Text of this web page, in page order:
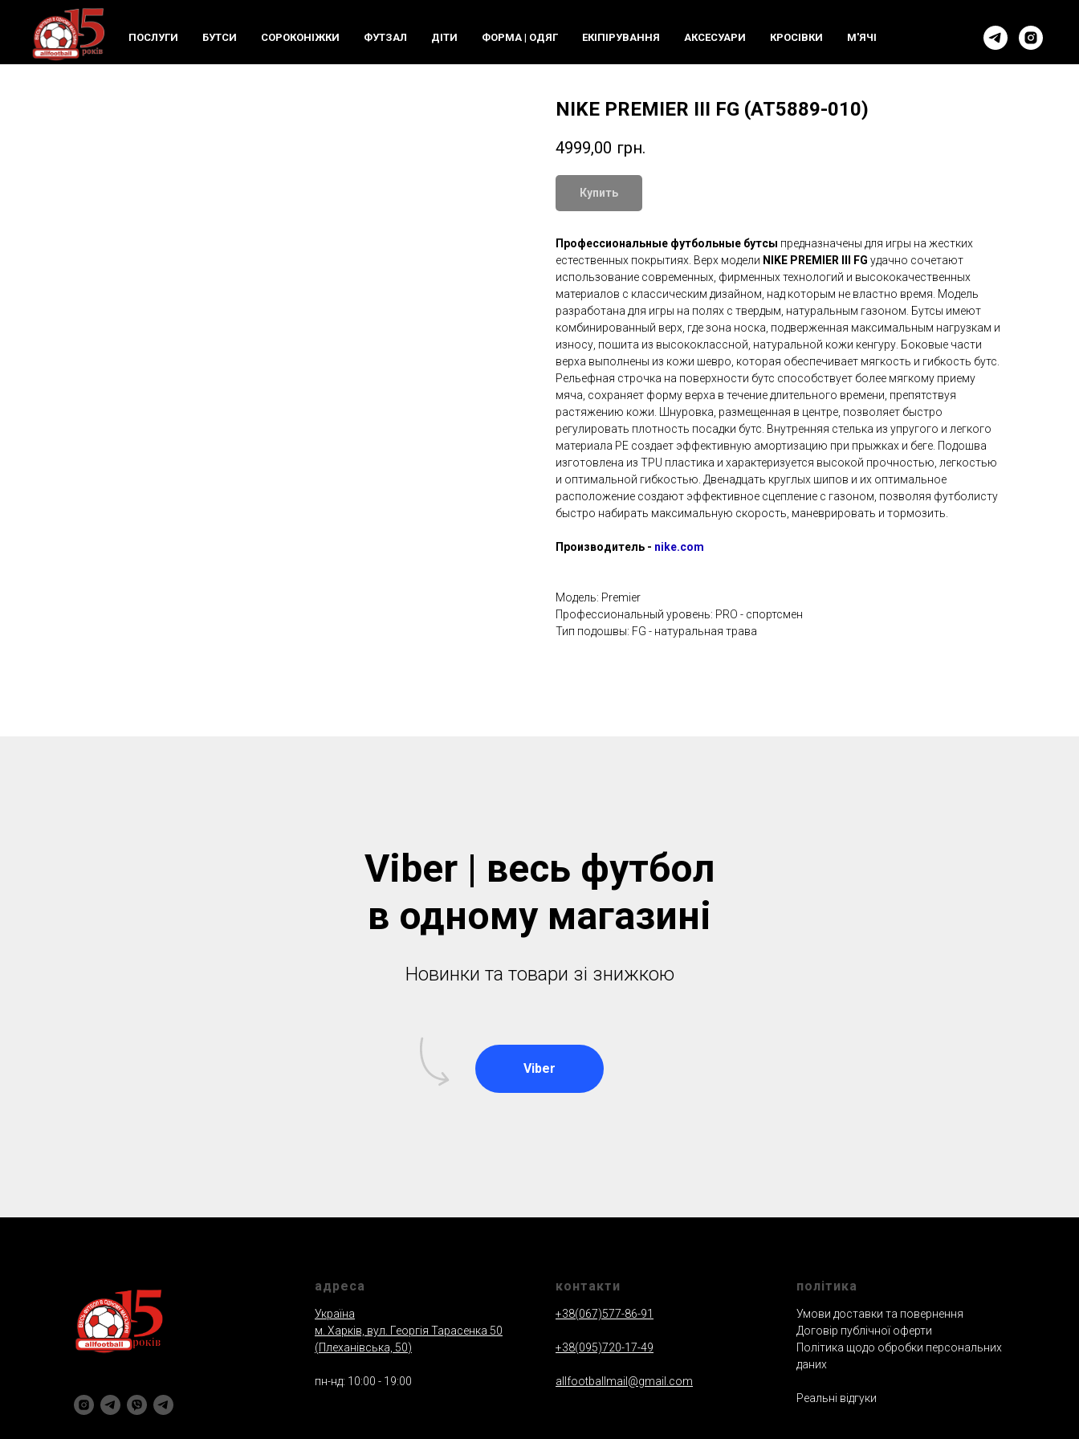
ПОСЛУГИ БУТСИ СОРОКОНIЖКИ ФУТЗАЛ ДIТИ ФОРМА | ОДЯГ ЕКIПIРУВАННЯ АКСЕСУАРИ КРОСIВКИ М'ЯЧI
NIKE PREMIER III FG (AT5889-010)
4999,00 грн.
Купить
Профессиональные футбольные бутсы предназначены для игры на жестких
естественных покрытиях. Верх модели NIKE PREMIER III FG удачно сочетают
использование современных, фирменных технологий и высококачественных
материалов с классическим дизайном, над которым не властно время. Модель
разработана для игры на полях с твердым, натуральным газоном. Бутсы имеют
комбинированный верх, где зона носка, подверженная максимальным нагрузкам и
износу, пошита из высококлассной, натуральной кожи кенгуру. Боковые части
верха выполнены из кожи шевро, которая обеспечивает мягкость и гибкость бутс.
Рельефная строчка на поверхности бутс способствует более мягкому приему
мяча, сохраняет форму верха в течение длительного времени, препятствуя
растяжению кожи. Шнуровка, размещенная в центре, позволяет быстро
регулировать плотность посадки бутс. Внутренняя стелька из упругого и легкого
материала PE создает эффективную амортизацию при прыжках и беге. Подошва
изготовлена из TPU пластика и характеризуется высокой прочностью, легкостью
и оптимальной гибкостью. Двенадцать круглых шипов и их оптимальное
расположение создают эффективное сцепление с газоном, позволяя футболисту
быстро набирать максимальную скорость, маневрировать и тормозить.
Производитель - nike.com
Модель: Premier
Профессиональный уровень: PRO - спортсмен
Тип подошвы: FG - натуральная трава
Viber | весь футбол
в одному магазинi
Новинки та товари зі знижкою
Viber
адреса
Україна
м. Харкiв, вул. Георгія Тарасенка 50
(Плеханiвська, 50)
пн-нд: 10:00 - 19:00
контакти
+38(067)577-86-91
+38(095)720-17-49
allfootballmail@gmail.com
полiтика
Умови доставки та повернення
Договір публічної оферти
Політика щодо обробки персональних
даних
Реальнi вiдгуки